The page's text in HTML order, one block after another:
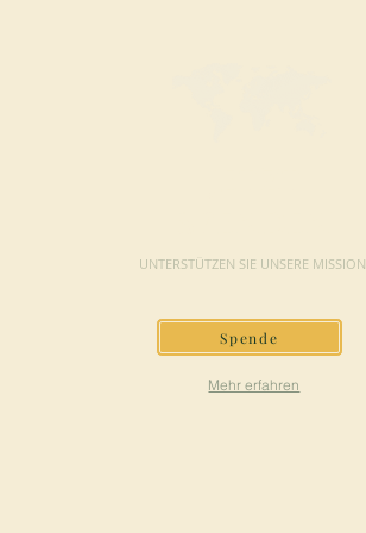
UNTERSTÜTZEN SIE UNSERE MISSION
Spende
Mehr erfahren